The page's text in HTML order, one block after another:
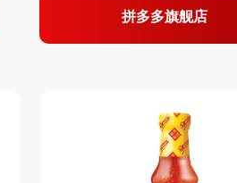
拼多多旗舰店